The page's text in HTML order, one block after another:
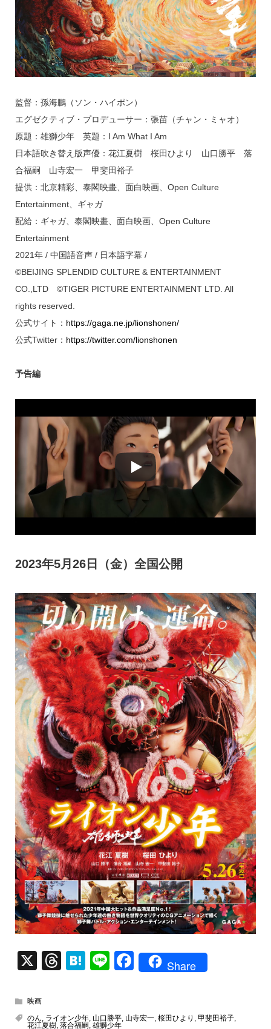
監督：孫海鵬（ソン・ハイポン）
エグゼクティブ・プロデューサー：張苗（チャン・ミャオ）
原題：雄獅少年 英題：I Am What I Am
日本語吹き替え版声優：花江夏樹 桜田ひより 山口勝平 落
合福嗣 山寺宏一 甲斐田裕子
提供：北京精彩、泰閣映畫、面白映画、Open Culture
Entertainment、ギャガ
配給：ギャガ、泰閣映畫、面白映画、Open Culture
Entertainment
2021年 / 中国語音声 / 日本語字幕 /
©BEIJING SPLENDID CULTURE & ENTERTAINMENT
CO.,LTD ©TIGER PICTURE ENTERTAINMENT LTD. All
rights reserved.
公式サイト： https://gaga.ne.jp/lionshonen/
公式Twitter： https://twitter.com/lionshonen
予告編
2023年5月26日（金）全国公開
X
T
a
H
n
Li
F
e
Share
映画
のん, ライオン少年, 山口勝平, 山寺宏⼀, 桜田ひより , 甲斐田裕子,
花江夏樹, 落合福嗣 , 雄獅少年